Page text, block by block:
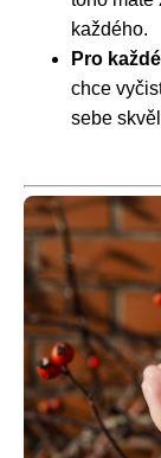
každého.
Pro
chce
sebe